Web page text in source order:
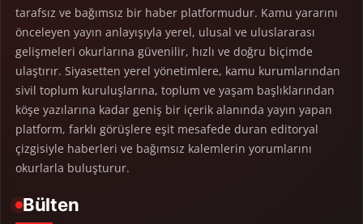
tarafsız ve bağımsız bir haber platformudur. Kamu yararını
önceleyen yayın anlayışıyla yerel, ulusal ve uluslararası
gelişmeleri okurlarına güvenilir, hızlı ve doğru biçimde
ulaştırır. Siyasetten yerel yönetimlere, kamu kurumlarından
sivil toplum kuruluşlarına, toplum ve yaşam başlıklarından
köşe yazılarına kadar geniş bir içerik alanında yayın yapan
platform, farklı görüşlere eşit mesafede duran editoryal
çizgisiyle haberleri ve bağımsız kalemlerin yorumlarını
okurlarla buluşturur.
Bülten